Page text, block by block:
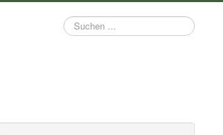
Suchen
...